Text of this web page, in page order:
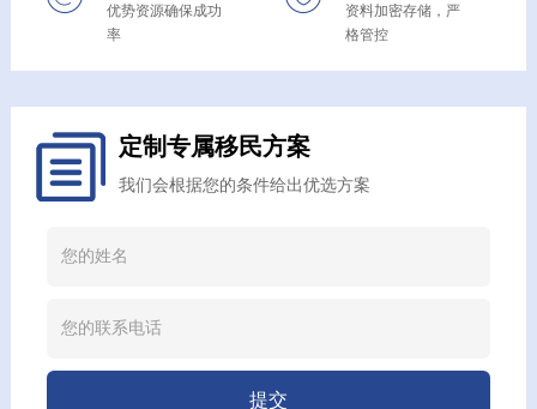
优势资源确保成功
率
资料加密存储，严
格管控
定制专属移民方案
我们会根据您的条件给出优选方案
提交